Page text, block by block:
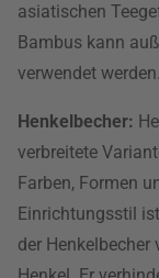
asiatischen
Bambus kann
verwendet werden.
Henkelbecher:
verbreitete
Farben, Formen
Einrichtungsstil
der